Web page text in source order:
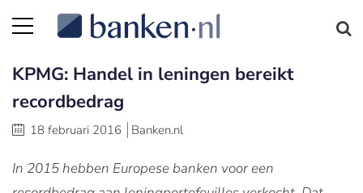
KPMG: Handel in leningen bereikt
recordbedrag
18 februari 2016 Banken.nl
In 2015 hebben Europese banken voor een